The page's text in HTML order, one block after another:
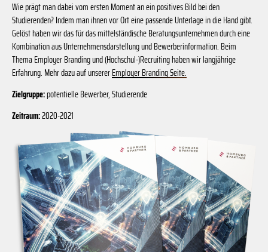
Wie prägt man dabei vom ersten Moment an ein positives Bild bei den
Studierenden? Indem man ihnen vor Ort eine passende Unterlage in die Hand gibt.
Gelöst haben wir das für das mittelständische Beratungsunternehmen durch eine
Kombination aus Unternehmensdarstellung und Bewerberinformation. Beim
Thema Employer Branding und (Hochschul-)Recruiting haben wir langjährige
Erfahrung. Mehr dazu auf unsererEmployer Branding Seite.
Zielgruppe:potentielle Bewerber, Studierende
Zeitraum:2020-2021